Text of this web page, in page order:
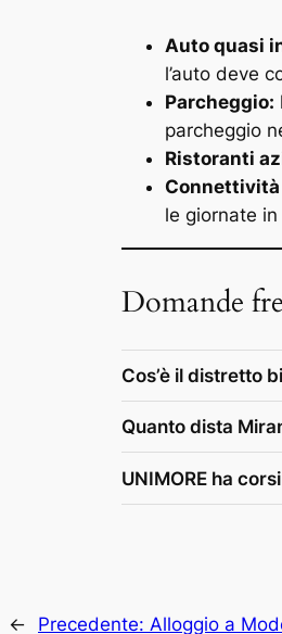
Auto quasi
l’auto deve
Parcheggio:
parcheggio
Ristoranti
le giornate
Domande
Cos’è il distretto
Quanto dista
UNIMORE ha
← Precedente: Alloggio a